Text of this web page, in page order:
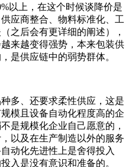
以上，在这个时候谈降价是
应商整合、物料标准化、工
之后会有更详细的阐述），
来越变得强势，本来包装供
是供应链中的弱势群体。
多、还要求柔性供应，这是
模且设备自动化程度高的企
是规模化企业自己愿意的，
以及在生产制造以外的服务
动化先进性上是舍得投入
入是没有意识和准备的。